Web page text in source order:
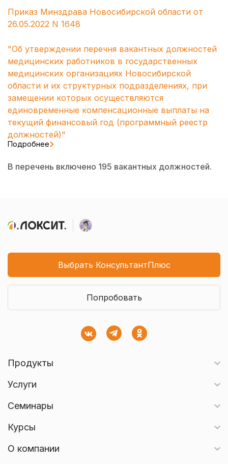
Приказ Минздрава Новосибирской области от
26.05.2022 N 1648
"Об утверждении перечня вакантных должностей
медицинских работников в государственных
медицинских организациях Новосибирской
области и их структурных подразделениях, при
замещении которых осуществляются
единовременные компенсационные выплаты на
текущий финансовый год (программный реестр
должностей)"
Подробнее
В перечень включено 195 вакантных должностей.
Выбрать КонсультантПлюс
Попробовать
Продукты
Услуги
Семинары
Курсы
О компании